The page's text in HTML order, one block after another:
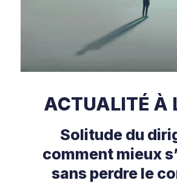
ACTUALITÉ À
Solitude du
comment mieux
sans perdre le